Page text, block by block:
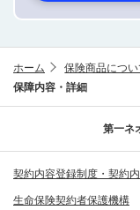
ホーム 保険商品につい
保障内容・詳細
第一ネ
契約内容登録制度・契約
生命保険契約者保護機構